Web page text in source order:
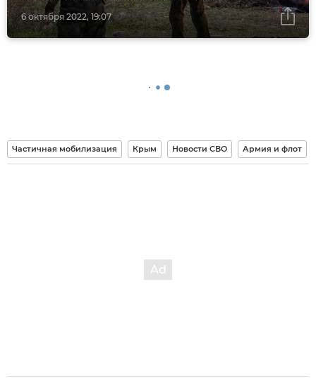
6 октября 2022, 19:07
Частичная мобилизация Крым Новости СВО Армия и флот